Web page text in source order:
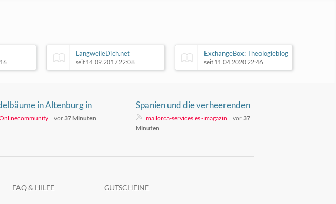
LangweileDich.net
seit 14.09.2017 22:08
ExchangeBox: Theologieblog
seit 11.04.2020 22:46
in Altenburg in
vor 37 Minuten
Spanien und die verheerenden
Waldbrände 2026
mallorca-services.es - magazin vor 37
Minuten
FAQ & HILFE GUTSCHEINE